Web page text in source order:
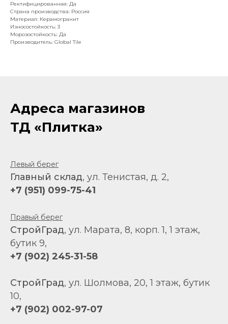
Ректифицированная: Да
Страна производства: Россия
Материал: Керамогранит
Износостойкость: 3
Морозостойкость: Да
Производитель: Global Tile
Адреса магазинов
ТД «Плитка»
Левый берег
Главный склад, ул. Тенистая, д. 2,
+7 (951) 099-75-41
Правый берег
СтройГрад, ул. Марата, 8, корп. 1, 1 этаж,
бутик 9,
+7 (902) 245-31-58
СтройГрад, ул. Шолмова, 20, 1 этаж, бутик
10,
+7 (902) 002-97-07